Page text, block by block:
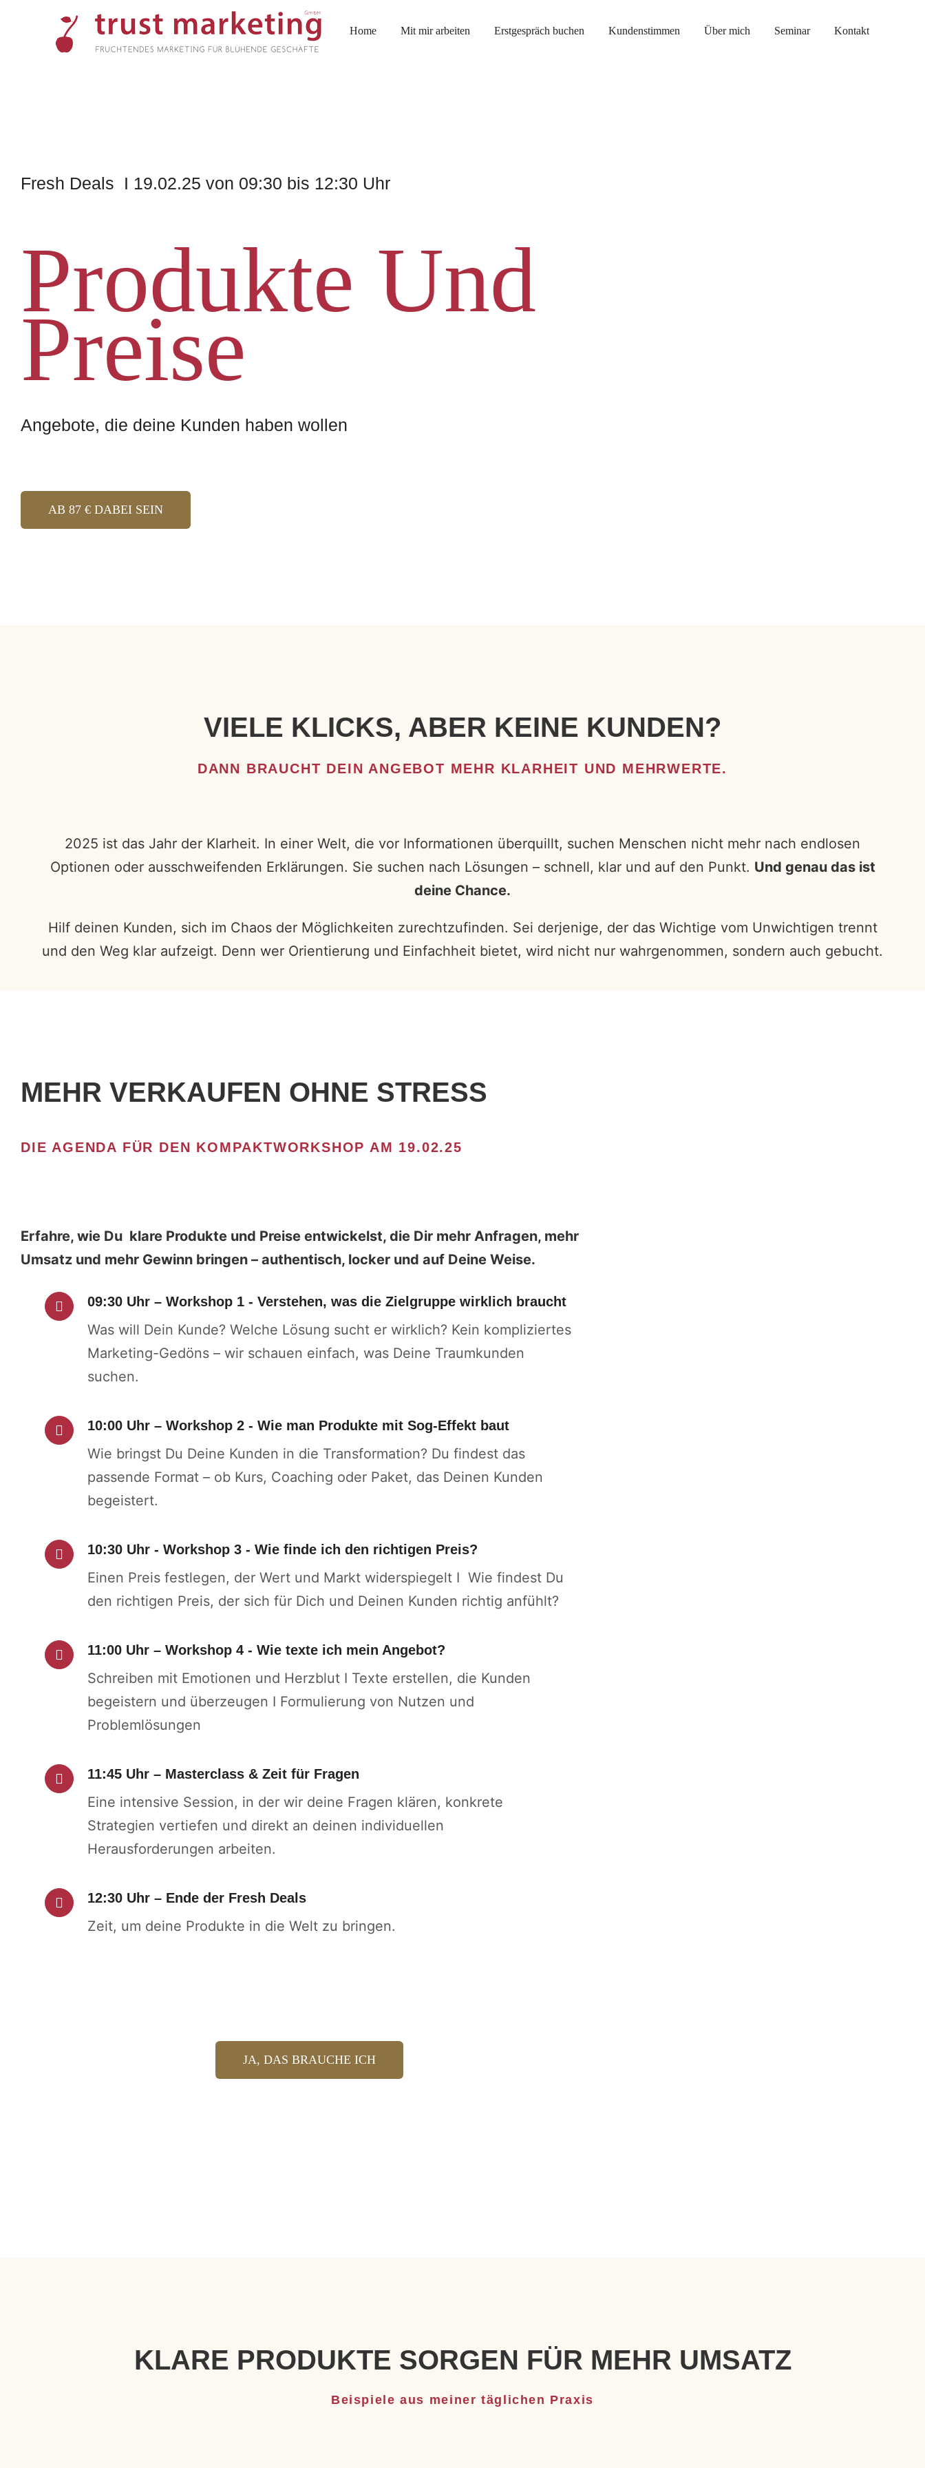
Home Mit mir arbeiten Erstgespräch buchen Kundenstimmen Über mich Seminar Kontakt
Fresh Deals I 19.02.25 von 09:30 bis 12:30 Uhr
Produkte Und
Preise
Angebote, die deine Kunden haben wollen
AB 87 € DABEI SEIN
VIELE KLICKS, ABER KEINE KUNDEN?
DANN BRAUCHT DEIN ANGEBOT MEHR KLARHEIT UND MEHRWERTE.
2025 ist das Jahr der Klarheit. In einer Welt, die vor Informationen überquillt, suchen Menschen nicht mehr nach endlosen
Optionen oder ausschweifenden Erklärungen. Sie suchen nach Lösungen – schnell, klar und auf den Punkt. Und genau das ist
deine Chance.
Hilf deinen Kunden, sich im Chaos der Möglichkeiten zurechtzufinden. Sei derjenige, der das Wichtige vom Unwichtigen trennt
und den Weg klar aufzeigt. Denn wer Orientierung und Einfachheit bietet, wird nicht nur wahrgenommen, sondern auch gebucht.
MEHR VERKAUFEN OHNE STRESS
DIE AGENDA FÜR DEN KOMPAKTWORKSHOP AM 19.02.25
Erfahre, wie Du klare Produkte und Preise entwickelst, die Dir mehr Anfragen, mehr
Umsatz und mehr Gewinn bringen – authentisch, locker und auf Deine Weise.
09:30 Uhr – Workshop 1 - Verstehen, was die Zielgruppe wirklich braucht
Was will Dein Kunde? Welche Lösung sucht er wirklich? Kein kompliziertes
Marketing-Gedöns – wir schauen einfach, was Deine Traumkunden
suchen.
10:00 Uhr – Workshop 2 - Wie man Produkte mit Sog-Effekt baut
Wie bringst Du Deine Kunden in die Transformation? Du findest das
passende Format – ob Kurs, Coaching oder Paket, das Deinen Kunden
begeistert.
10:30 Uhr - Workshop 3 - Wie finde ich den richtigen Preis?
Einen Preis festlegen, der Wert und Markt widerspiegelt I Wie findest Du
den richtigen Preis, der sich für Dich und Deinen Kunden richtig anfühlt?
11:00 Uhr – Workshop 4 - Wie texte ich mein Angebot?
Schreiben mit Emotionen und Herzblut I Texte erstellen, die Kunden
begeistern und überzeugen I Formulierung von Nutzen und
Problemlösungen
11:45 Uhr – Masterclass & Zeit für Fragen
Eine intensive Session, in der wir deine Fragen klären, konkrete
Strategien vertiefen und direkt an deinen individuellen
Herausforderungen arbeiten.
12:30 Uhr – Ende der Fresh Deals
Zeit, um deine Produkte in die Welt zu bringen.
JA, DAS BRAUCHE ICH
KLARE PRODUKTE SORGEN FÜR MEHR UMSATZ
Beispiele aus meiner täglichen Praxis